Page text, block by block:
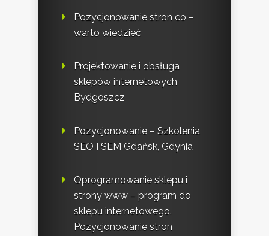
Pozycjonowanie stron co –
warto wiedzieć
Projektowanie i obsługa
sklepów internetowych
Bydgoszcz
Pozycjonowanie – Szkolenia
SEO I SEM Gdańsk, Gdynia
Oprogramowanie sklepu i
strony www – program do
sklepu internetowego.
Pozycjonowanie stron